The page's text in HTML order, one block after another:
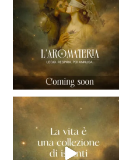
15 0
L`Aromateria - Leggi.Respira.Poi
26 0